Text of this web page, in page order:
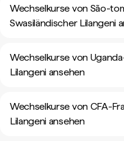
Wechselkurse von São-
Swasiländischer Lilangeni
Wechselkurse von
Lilangeni ansehen
Wechselkurse von CFA-
Lilangeni ansehen